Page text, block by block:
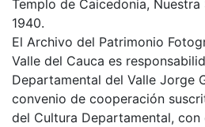
Templo de Caicedonia, Nuestra
1940.
El Archivo del Patrimonio
Valle del Cauca es
Departamental del Valle Jorge
convenio de cooperación
del Cultura Departamental, con